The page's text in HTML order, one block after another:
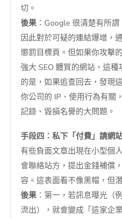
切。
後果 ：Google 很清楚有所謂
因此對於可疑的連結爆增，
懲罰目標頁。但如果你攻擊
強大 SEO 體質的網站，這
的是，如果追查回去，發現
你公司的 IP、使用行為有關
記錄、毀損名譽的大問題。
手段四：私下「付費」請網
有些負面文章出現在小型個
會聯絡站方，提出金錢補償
容。這表面看不像黑帽，但
後果 ：第一，若訊息曝光（
流出），就會變成「這家企